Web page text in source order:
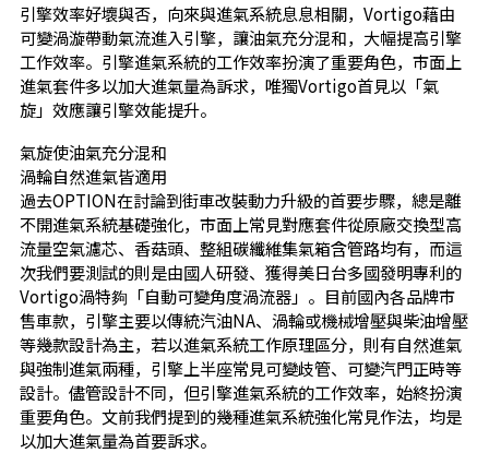
引擎效率好壞與否，向來與進氣系統息息相關，Vortigo藉由
可變渦漩帶動氣流進入引擎，讓油氣充分混和，大幅提高引擎
工作效率。引擎進氣系統的工作效率扮演了重要角色，市面上
進氣套件多以加大進氣量為訴求，唯獨Vortigo首見以「氣
旋」效應讓引擎效能提升。
氣旋使油氣充分混和
渦輪自然進氣皆適用
過去OPTION在討論到街車改裝動力升級的首要步驟，總是離
不開進氣系統基礎強化，市面上常見對應套件從原廠交換型高
流量空氣濾芯、香菇頭、整組碳纖維集氣箱含管路均有，而這
次我們要測試的則是由國人研發、獲得美日台多國發明專利的
Vortigo渦特夠「自動可變角度渦流器」。目前國內各品牌市
售車款，引擎主要以傳統汽油NA、渦輪或機械增壓與柴油增壓
等幾款設計為主，若以進氣系統工作原理區分，則有自然進氣
與強制進氣兩種，引擎上半座常見可變歧管、可變汽門正時等
設計。儘管設計不同，但引擎進氣系統的工作效率，始終扮演
重要角色。文前我們提到的幾種進氣系統強化常見作法，均是
以加大進氣量為首要訴求。